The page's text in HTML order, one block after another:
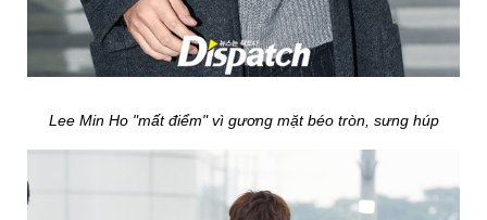
Lee Min Ho "mất điểm" vì gương mặt béo tròn, sưng húp